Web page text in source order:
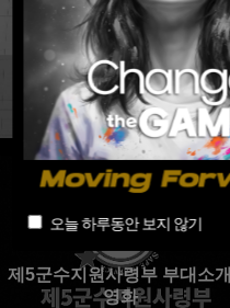
오늘 하루동안 보지 않기
신용보증기금
사이버보안관제센터
제5군수지원사령부 부대소개
영화